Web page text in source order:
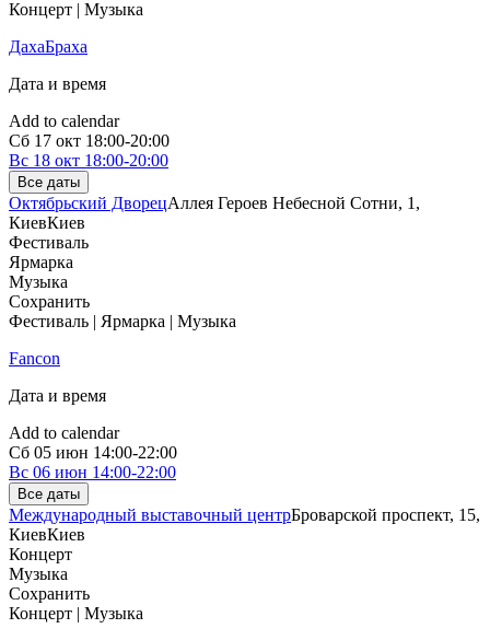
Концерт | Музыка
ДахаБраха
Дата и время
Add to calendar
Сб 17 окт 18:00-20:00
Вс 18 окт 18:00-20:00
Все даты
Октябрьский ДворецАллея Героев Небесной Сотни, 1,
КиевКиев
Фестиваль
Ярмарка
Музыка
Сохранить
Фестиваль | Ярмарка | Музыка
Fancon
Дата и время
Add to calendar
Сб 05 июн 14:00-22:00
Вс 06 июн 14:00-22:00
Все даты
Международный выставочный центрБроварской проспект, 15,
КиевКиев
Концерт
Музыка
Сохранить
Концерт | Музыка